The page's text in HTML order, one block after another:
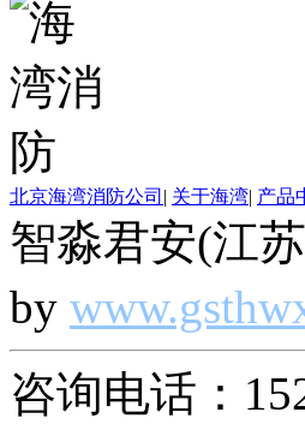
北京海湾消防公司 | 关于海湾| 产品
智淼君安(江
by
咨询电话：